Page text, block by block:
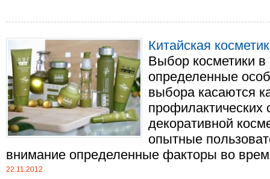
Китайская
Выбор косметики
определенные
выбора касаются
профилактических
декоративной
опытные
внимание определенные факторы во
22.11.2012